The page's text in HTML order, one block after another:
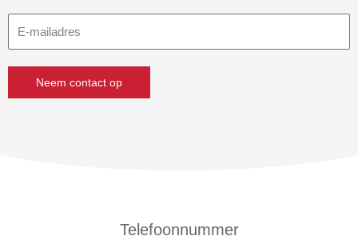
mailadres
Neem contact op
Telefoonnummer